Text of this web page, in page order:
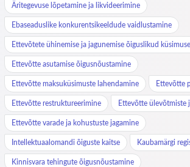
Äritegevuse lõpetamine ja likvideerimine
Ebaseaduslike konkurentsikeeldude vaidlustamine
Ettevõtete ühinemise ja jagunemise õiguslikud
Ettevõtte asutamise õigusnõustamine
Ettevõtte maksuküsimuste lahendamine Ettevõtte
Ettevõtte restruktureerimine Ettevõtte ülevõtmiste
Ettevõtte varade ja kohustuste jagamine
Intellektuaalomandi õiguste kaitse Kaubamärgi
Kinnisvara tehingute õigusnõustamine